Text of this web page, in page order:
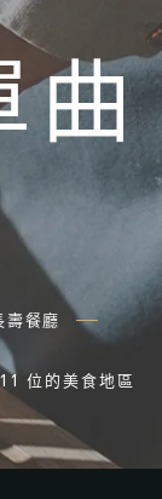
曲
餐廳
位的美食地區